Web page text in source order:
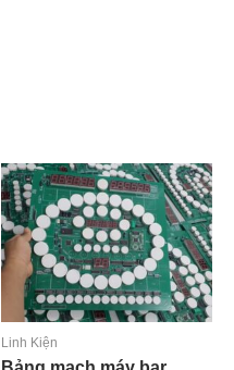
Linh Kiện